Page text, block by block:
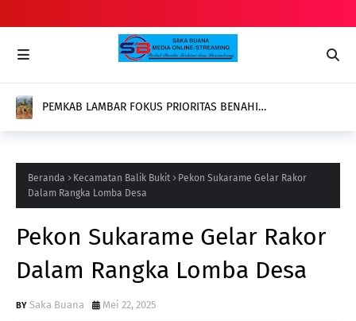
PEMKAB LAMBAR FOKUS PRIORITAS BENAHI
Beranda Kecamatan Balik Bukit
Pekon Sukarame Gelar Rakor
Dalam Rangka Lomba Desa
Pekon Sukarame Gelar Rakor
Dalam Rangka Lomba Desa
Saka Buana Mei 22, 2025